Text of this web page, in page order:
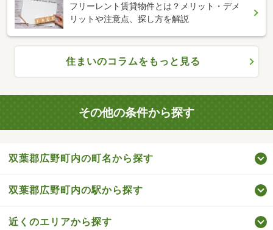
フリーレント賃貸物件とは？メリット・デメ
リットや注意点、探し方を解説
住まいのコラムをもっと見る
その他の条件から探す
双葉郡広野町内の町名から探す
双葉郡広野町内の駅から探す
近くのエリアから探す